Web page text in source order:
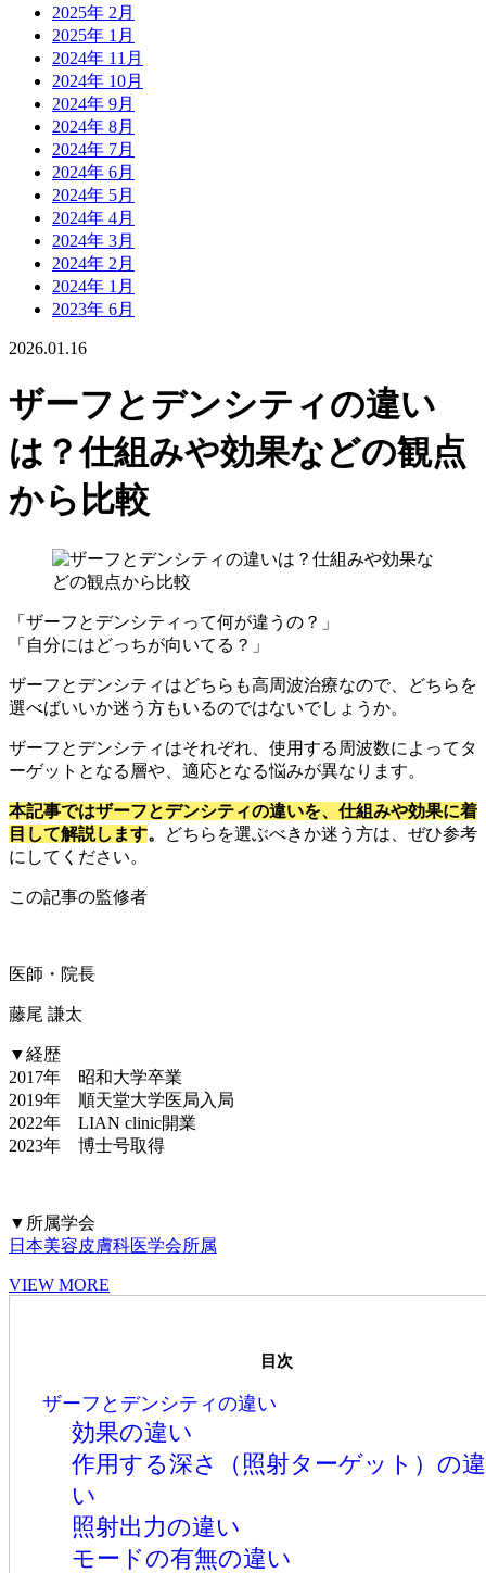
2025年 2月
2025年 1月
2024年 11月
2024年 10月
2024年 9月
2024年 8月
2024年 7月
2024年 6月
2024年 5月
2024年 4月
2024年 3月
2024年 2月
2024年 1月
2023年 6月
2026.01.16
ザーフとデンシティの違い
は？仕組みや効果などの観点
から比較
「ザーフとデンシティって何が違うの？」
「自分にはどっちが向いてる？」
ザーフとデンシティはどちらも高周波治療なので、どちらを
選べばいいか迷う方もいるのではないでしょうか。
ザーフとデンシティはそれぞれ、使用する周波数によってタ
ーゲットとなる層や、適応となる悩みが異なります。
本記事ではザーフとデンシティの違いを、仕組みや効果に着
目して解説します。
どちらを選ぶべきか迷う方は、ぜひ参考
にしてください。
この記事の監修者
医師・院長
藤尾 謙太
▼経歴
2017年 昭和大学卒業
2019年 順天堂大学医局入局
2022年 LIAN clinic開業
2023年 博士号取得
▼所属学会
日本美容皮膚科医学会所属
VIEW MORE
目次
ザーフとデンシティの違い
効果の違い
作用する深さ（照射ターゲット）の違
い
照射出力の違い
モードの有無の違い